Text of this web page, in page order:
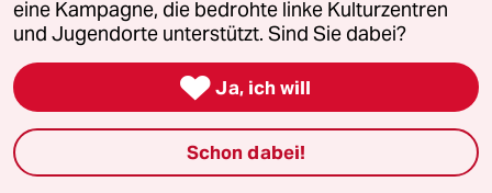
Entscheidung von Einflüsterern
manipuliert werden, die ein
wirtschaftliches Interesse an der
Abtreibung haben.
Was finden Sie daran so
einschränkend für die Frauen?
eine Kampagne, die bedrohte linke Kulturzentren
und Jugendorte unterstützt. Sind Sie dabei?
 Ja, ich will
Schon dabei!